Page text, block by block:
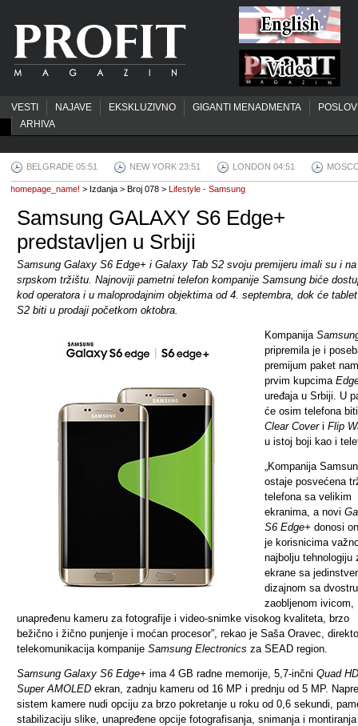
VESTI NAJAVE EKSKLUZIVNO GIGANTI MENADMENTA
ARHIVA
BELGRADE 05:51 NEW YORK 23:51 LONDON 04:51
homepage_name! > Izdanja > Broj 078 > Lifestyle - Samsung
Samsung GALAXY S6 Edge+
predstavljen u Srbiji
Samsung Galaxy S6 Edge+ i Galaxy Tab S2 svoju premijeru imali su i na
srpskom tržištu. Najnoviji pametni telefon kompanije Samsung biće
kod operatora i u maloprodajnim objektima od 4. septembra, dok će
S2 biti u prodaji početkom oktobra.
Kompanija
pripremila je i
premiјum paket
prvim kupcima
uređaja u Srbiji. U
će osim telefona biti
Clear Coveri Flip
u istoj boji kao i
„Kompanija
ostaje posvećena
telefona sa velikim
ekranima, a novi
S6 Edge+ donosi
je korisnicima
najbolju tehnologiju
ekrane sa
dizajnom sa
zaobljenom ivicom,
unapređenu kameru za fotografije i video-snimke visokog kvaliteta, brzo
bežično i žično punjenje i moćan procesor”, rekao je Saša Oravec,
telekomunikacija kompanije Samsung Electronics za SEAD region.
Samsung Galaxy S6 Edge+ ima 4 GB radne memorije, 5,7-inčni Quad HD
Super AMOLED ekran, zadnju kameru od 16 MP i prednju od 5 MP.
sistem kamere nudi opciju za brzo pokretanje u roku od 0,6 sekundi,
stabilizaciju slike, unapređene opcije fotografisanja, snimanja i montiranja